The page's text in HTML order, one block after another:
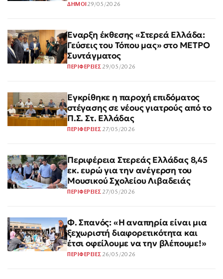
ΔΗΜΟΙ 29/05/2026
Έναρξη έκθεσης «Στερεά Ελλάδα:
Γεύσεις του Τόπου μας» στο ΜΕΤΡΟ
Συντάγματος
ΠΕΡΙΦΕΡΕΙΕΣ 29/05/2026
Εγκρίθηκε η παροχή επιδόματος
στέγασης σε νέους γιατρούς από το
Π.Σ. Στ. Ελλάδας
ΠΕΡΙΦΕΡΕΙΕΣ 27/05/2026
Περιφέρεια Στερεάς Ελλάδας 8,45
εκ. ευρώ για την ανέγερση του
Μουσικού Σχολείου Λιβαδειάς
ΠΕΡΙΦΕΡΕΙΕΣ 27/05/2026
Φ. Σπανός: «Η αναπηρία είναι μια
ξεχωριστή διαφορετικότητα και
έτσι οφείλουμε να την βλέπουμε!»
ΠΕΡΙΦΕΡΕΙΕΣ 26/05/2026